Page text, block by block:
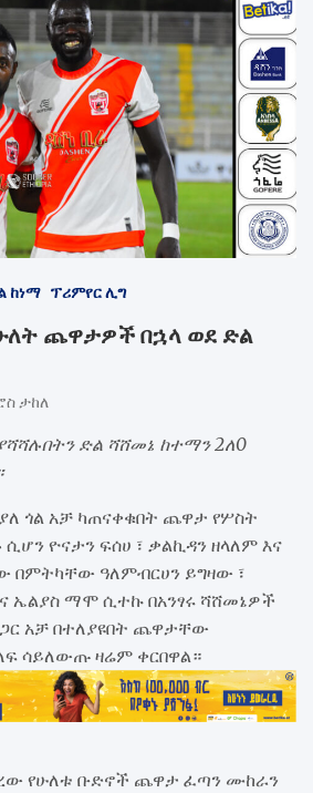
ከነማ ፕሪምየር ሊግ
ጨዋታዎች በኋላ ወደ ድል
ታከለ
ድል ሻሸመኔ ከተማን 2ለ0
ጎል አቻ ካጠናቀቁበት ጨዋታ የሦስት
ዮናታን ፍሰሀ ፣ ቃልኪዳን ዘላለም እና
በምትካቸው ዓለምብርሀን ይግዛው ፣
ኤልያስ ማሞ ሲተኩ በአንፃሩ ሻሸመኔዎች
አቻ በተለያዩበት ጨዋታቸው
ሳይለውጡ ዛሬም ቀርበዋል።
የሁለቱ ቡድኖች ጨዋታ ፈጣን ሙከራን